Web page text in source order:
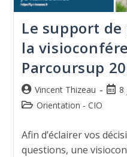
Le support
la
Parcoursup
Vincent Thizeau
8
Orientation - CIO
Afin d’éclairer vos
questions, une